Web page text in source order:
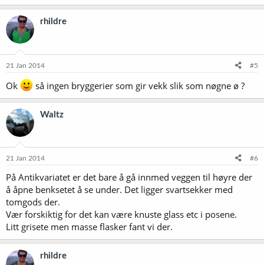
rhildre
21 Jan 2014 #5
Ok så ingen bryggerier som gir vekk slik som nøgne ø ?
Waltz
21 Jan 2014 #6
På Antikvariatet er det bare å gå innmed veggen til høyre der
å åpne benksetet å se under. Det ligger svartsekker med
tomgods der.
Vær forskiktig for det kan være knuste glass etc i posene.
Litt grisete men masse flasker fant vi der.
rhildre